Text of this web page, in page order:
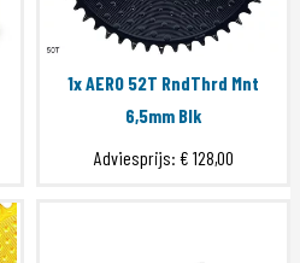
1x AERO 52T RndThrd Mnt
6,5mm Blk
Adviesprijs: € 128,00